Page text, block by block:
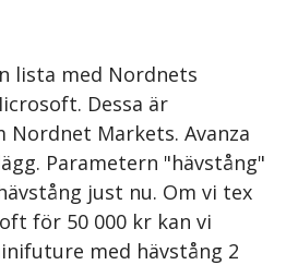
lista med Nordnets
Dessa är
Markets. Avanza
Parametern "hävstång"
just nu. Om vi tex
för 50 000 kr kan vi
med hävstång 2